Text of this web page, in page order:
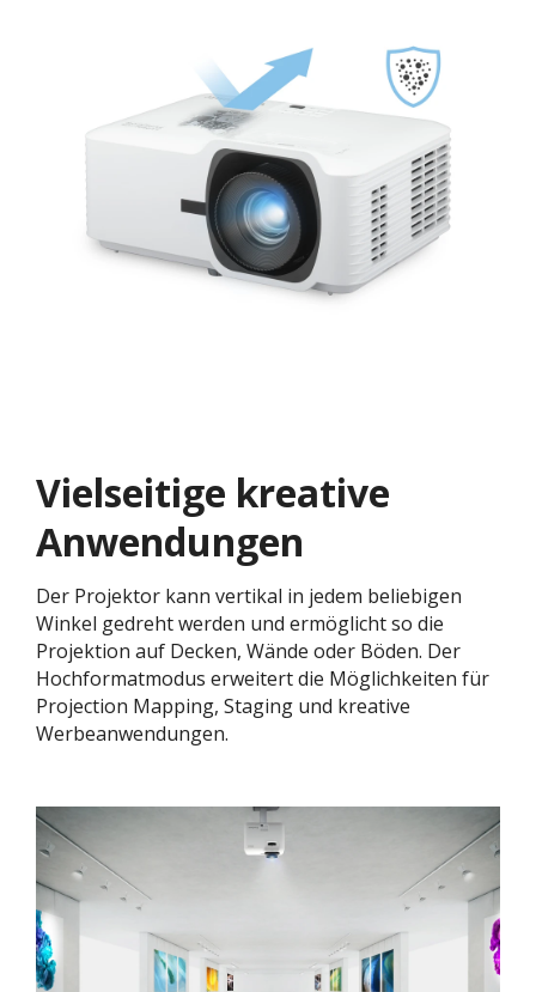
Vielseitige kreative
Anwendungen
Der Projektor kann vertikal in jedem beliebigen
Winkel gedreht werden und ermöglicht so die
Projektion auf Decken, Wände oder Böden. Der
Hochformatmodus erweitert die Möglichkeiten für
Projection Mapping, Staging und kreative
Werbeanwendungen.